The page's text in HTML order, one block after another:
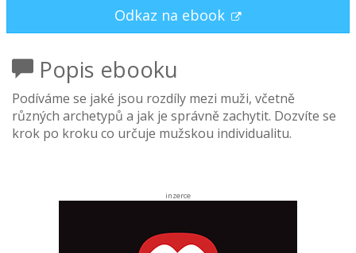
Odkaz na ebook
Popis ebooku
Podíváme se jaké jsou rozdíly mezi muži, včetně
různých archetypů a jak je správně zachytit. Dozvíte se
krok po kroku co určuje mužskou individualitu.
inzerce